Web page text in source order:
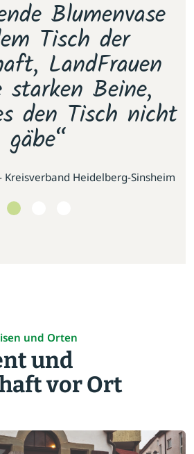
Blumenvase
Tisch der
LandFrauen
Beine,
den Tisch nicht
gäbe“
Kreisverband Heidelberg-Sinsheim
und Orten
und
vor Ort